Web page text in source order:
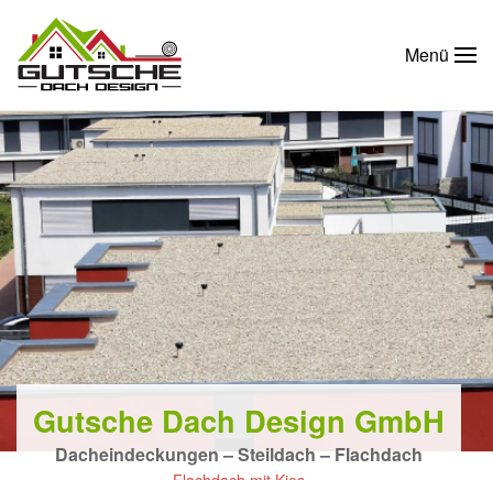
Menü
Gutsche Dach Design GmbH
Dacheindeckungen – Steildach – Flachdach